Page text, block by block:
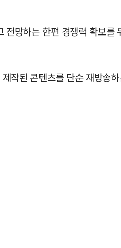
망하는 한편 경쟁력 확보를
작된 콘텐츠를 단순 재방송